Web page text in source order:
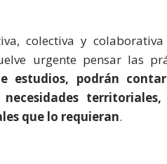
colectiva y
urgente pensar las
estudios, podrán
que lo requieran.